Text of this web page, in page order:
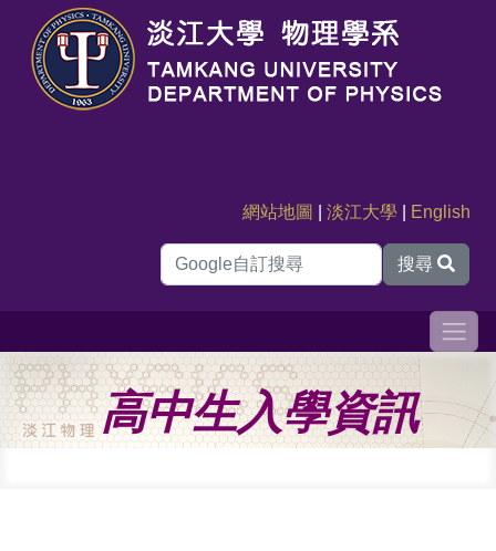
網站地圖 |淡江大學 English
搜尋
高中生入學資訊